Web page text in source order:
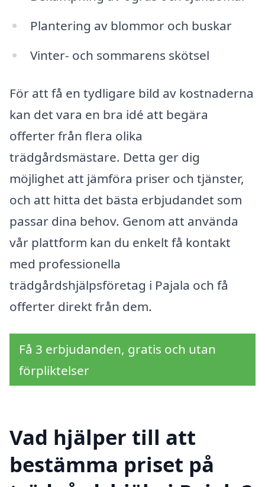
Plantering av blommor och buskar
Vinter- och sommarens skötsel
För att få en tydligare bild av kostnaderna
kan det vara en bra idé att begära
offerter från flera olika
trädgårdsmästare. Detta ger dig
möjlighet att jämföra priser och tjänster,
och att hitta det bästa erbjudandet som
passar dina behov. Genom att använda
vår plattform kan du enkelt få kontakt
med professionella
trädgårdshjälpsföretag i Pajala och få
offerter direkt från dem.
Få 3 erbjudanden, gratis och utan
förpliktelser
Vad hjälper till att
bestämma priset på